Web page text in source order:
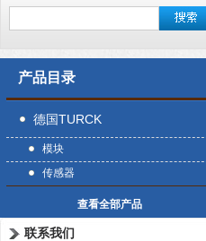
产品目录
德国TURCK
模块
传感器
查看全部产品
联系我们